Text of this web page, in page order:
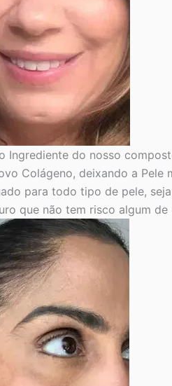
Ingrediente do nosso
Colágeno, deixando a Pele
para todo tipo de pele,
que não tem risco algum de